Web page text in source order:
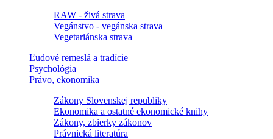
RAW - živá strava
Vegánstvo - vegánska strava
Vegetariánska strava
Ľudové remeslá a tradície
Psychológia
Právo, ekonomika
Zákony Slovenskej republiky
Ekonomika a ostatné ekonomické knihy
Zákony, zbierky zákonov
Právnická literatúra